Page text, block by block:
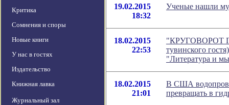
Критика
Сомнения и споры
Новые книги
У нас в гостях
Издательство
Книжная лавка
Журнальный зал
19.02.2015
18:32
Ученые нашли
18.02.2015
22:53
"КРУГОВОРОТ
тувинского
"Литература и
18.02.2015
21:01
В США
превращать в